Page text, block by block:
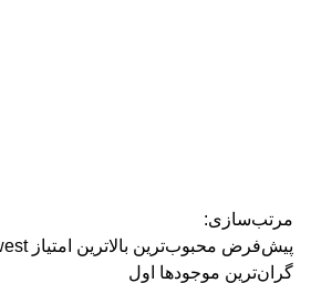
مرتب‌سازی:
پیش‌فرض محبوب‌ترین بالاترین امتیاز
گران‌ترین موجودها اول